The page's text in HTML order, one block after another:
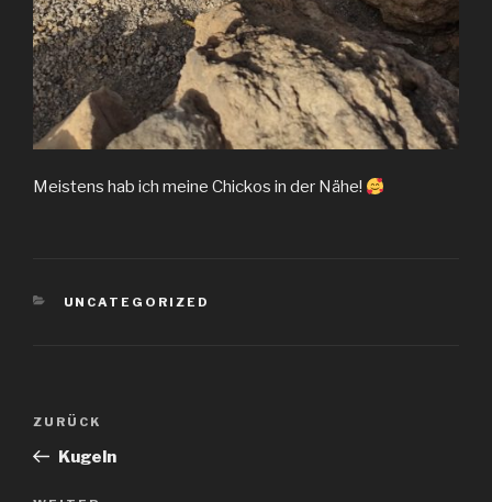
Meistens hab ich meine Chickos in der Nähe!
KATEGORIEN
UNCATEGORIZED
Beitragsnavigation
Vorheriger
Beitrag
ZURÜCK
Kugeln